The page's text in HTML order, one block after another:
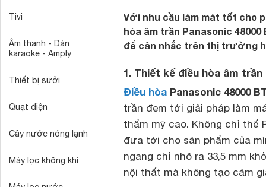
Tivi
Âm thanh - Dàn
karaoke - Amply
Thiết bị sưởi
Quạt điện
Cây nước nóng lạnh
Máy lọc không khí
Với nhu cầu làm mát tốt cho
hòa âm trần Panasonic
để cân nhắc trên thị trường
1. Thiết kế điều hòa âm trần
Điều hòa Panasonic 48000
trần đem tới giải pháp làm
thẩm mỹ cao. Không chỉ thế
đưa tới cho sản phẩm của
ngang chỉ nhô ra 33,5 mm
nội thất mà không tạo cảm